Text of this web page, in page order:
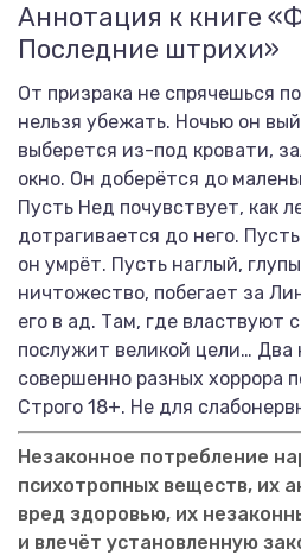
Аннотация к книге
Последние штрихи»
От призрака не спрячешься
нельзя убежать. Ночью он
выберется из-под кровати,
окно. Он доберётся до
Пусть Нед почувствует, как
дотрагивается до него.
он умрёт. Пусть наглый,
ничтожество, побегает за
его в ад. Там, где властвуют
послужит великой цели… Два
совершенно разных хоррора
Строго 18+. Не для
Незаконное потребление
психотропных веществ, их
вред здоровью, их
и влечёт установленную